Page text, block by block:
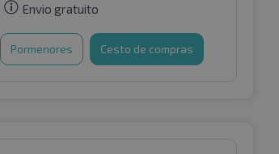
Envio gratuito
Pormenores Cesto de compras